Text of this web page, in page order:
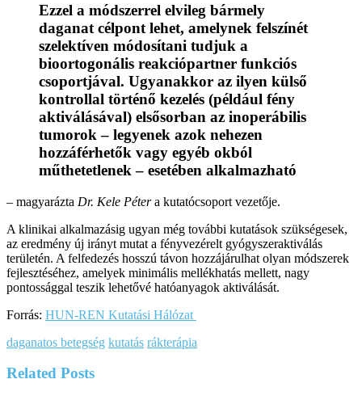
Ezzel a módszerrel elvileg bármely
daganat célpont lehet, amelynek felszínét
szelektíven módosítani tudjuk a
bioortogonális reakciópartner funkciós
csoportjával. Ugyanakkor az ilyen külső
kontrollal történő kezelés (például fény
aktiválásával) elsősorban az inoperábilis
tumorok – legyenek azok nehezen
hozzáférhetők vagy egyéb okból
műthetetlenek – esetében alkalmazható
– magyarázta Dr. Kele Pétera kutatócsoport vezetője.
A klinikai alkalmazásig ugyan még további kutatások szükségesek,
az eredmény új irányt mutat a fényvezérelt gyógyszeraktiválás
területén. A felfedezés hosszú távon hozzájárulhat olyan módszerek
fejlesztéséhez, amelyek minimális mellékhatás mellett, nagy
pontossággal teszik lehetővé hatóanyagok aktiválását.
Forrás: HUN-REN Kutatási Hálózat
daganatos betegség kutatás rákterápia
Related Posts